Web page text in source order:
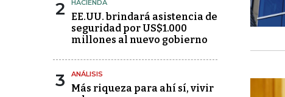
2 HACIENDA
EE.UU. brindará asistencia de
seguridad por US$1.000
millones al nuevo gobierno
3 ANÁLISIS
Más riqueza para ahí sí, vivir